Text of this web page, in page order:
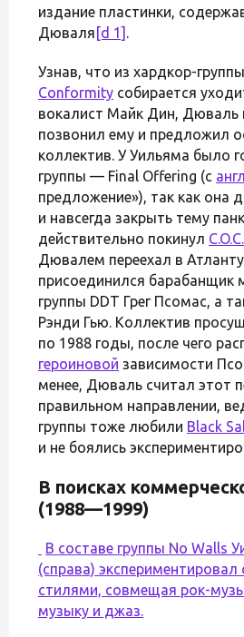
издание пластинки,
Дюваля [d 1] .
Узнав, что из хардкор-группы
Conformity собирается
вокалист Майк Дин, Дюваль
позвонил ему и предложил
коллектив. У Уильяма было
группы — Final Offering (с
предложение»), так как она
и навсегда закрыть тему
действительно покинул C.O.C.
Дювалем переехал в
присоединился барабанщик
группы DDT Грег Псомас, а
Рэнди Гью. Коллектив
по 1988 годы, после чего
героиновой зависимости
менее, Дюваль считал этот
правильном направлении,
группы тоже любили Black
и не боялись
В поисках
(1988—1999)
В составе группы No Walls
(справа)
стилями, совмещая рок-
музыку и джаз.